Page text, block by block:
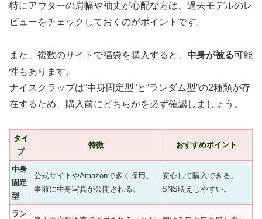
特にアウターの肩幅や袖丈が心配な方は、過去モデルのレ
ビューをチェックしておくのがポイントです。
また、複数のサイトで福袋を購入すると、 中身が被る可能
性もあります。
ナイスクラップは“中身固定型”と“ランダム型”の2種類が存
在するため、購入前にどちらかを必ず確認しましょう。
タイ
プ
特徴 おすすめポイント
中身
固定
型
公式サイトやAmazonで多く採用。
事前に中身写真が公開される。
安心して購入できる。
SNS映えしやすい。
ラン